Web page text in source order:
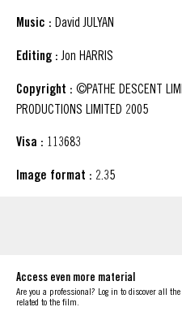
Music : David JULYAN
Editing : Jon HARRIS
Copyright : ©PATHE DESCENT
PRODUCTIONS LIMITED 2005
Visa : 113683
Image format : 2.35
Access even more material
Are you a professional? Log in to discover all
related to the film.